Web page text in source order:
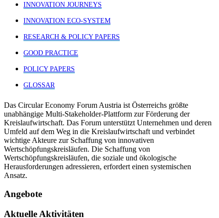
INNOVATION JOURNEYS
INNOVATION ECO-SYSTEM
RESEARCH & POLICY PAPERS
GOOD PRACTICE
POLICY PAPERS
GLOSSAR
Das Circular Economy Forum Austria ist Österreichs größte
unabhängige Multi-Stakeholder-Plattform zur Förderung der
Kreislaufwirtschaft. Das Forum unterstützt Unternehmen und deren
Umfeld auf dem Weg in die Kreislaufwirtschaft und verbindet
wichtige Akteure zur Schaffung von innovativen
Wertschöpfungskreisläufen. Die Schaffung von
Wertschöpfungskreisläufen, die soziale und ökologische
Herausforderungen adressieren, erfordert einen systemischen
Ansatz.
Angebote
Aktuelle Aktivitäten